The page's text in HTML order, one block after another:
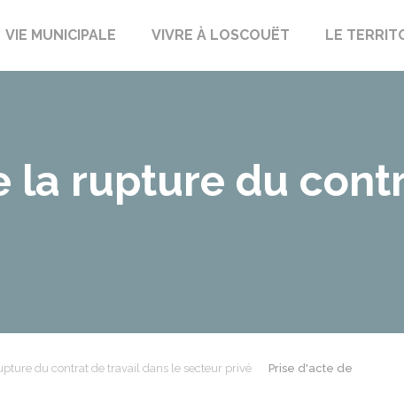
sur-Meu
VIE MUNICIPALE VIVRE À LOSCOUËT LE
la rupture du
du contrat de travail dans le secteur privé
Prise d'acte de